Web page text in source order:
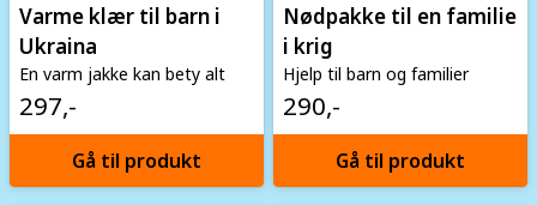
Varme klær til barn i
Ukraina
En varm jakke kan bety alt
297,-
Gå til produkt
Nødpakke til en familie
i krig
Hjelp til barn og familier
290,-
Gå til produkt